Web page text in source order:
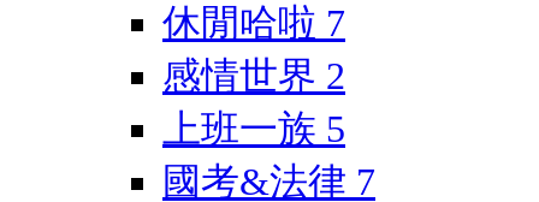
休閒哈啦 7
感情世界 2
上班一族 5
國考&法律 7